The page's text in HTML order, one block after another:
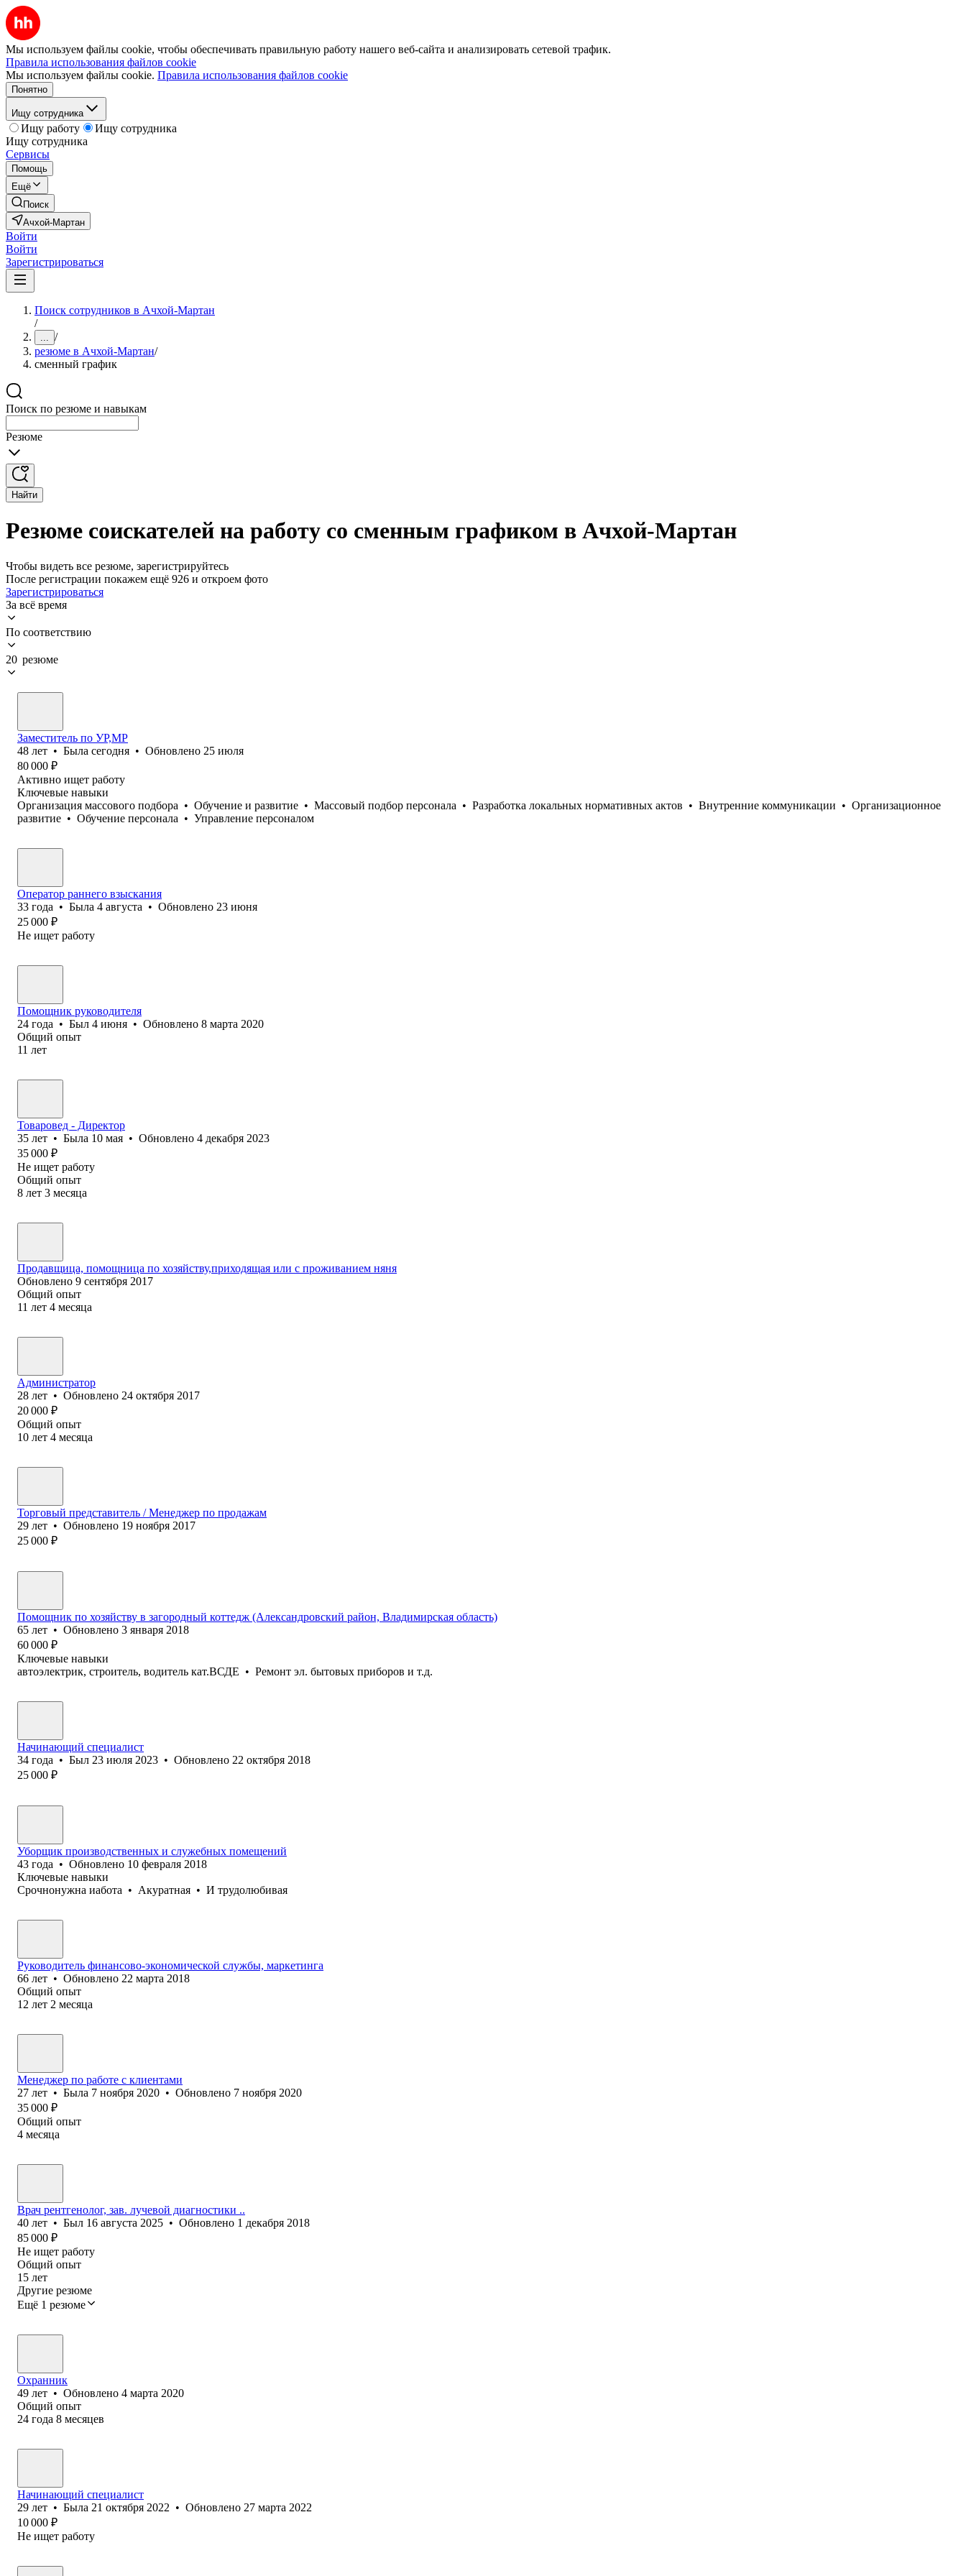
Мы используем файлы cookie, чтобы обеспечивать правильную работу нашего веб-сайта и анализировать сетевой трафик.
Правила использования файлов cookie
Мы используем файлы cookie. Правила использования файлов cookie
Понятно
Ищу сотрудника
Ищу работу
Ищу сотрудника
Ищу сотрудника
Сервисы
Помощь
Ещё
Поиск
Ачхой-Мартан
Войти
Войти
Зарегистрироваться
Поиск сотрудников в Ачхой-Мартан
/
... /
резюме в Ачхой-Мартан/
сменный график
Поиск по резюме и навыкам
Резюме
Найти
Резюме соискателей на работу со сменным графиком в Ачхой-Мартан
Чтобы видеть все резюме, зарегистрируйтесь
После регистрации покажем ещё 926 и откроем фото
Зарегистрироваться
За всё время
По соответствию
20 резюме
Заместитель по УР,МР
48 лет • Была сегодня • Обновлено 25 июля
80 000 ₽
Активно ищет работу
Ключевые навыки
Организация массового подбора • Обучение и развитие • Массовый подбор персонала • Разработка локальных нормативных актов • Внутренние коммуникации • Организационное
развитие • Обучение персонала • Управление персоналом
Оператор раннего взыскания
33 года • Была 4 августа • Обновлено 23 июня
25 000 ₽
Не ищет работу
Помощник руководителя
24 года • Был 4 июня • Обновлено 8 марта 2020
Общий опыт
11 лет
Товаровед - Директор
35 лет • Была 10 мая • Обновлено 4 декабря 2023
35 000 ₽
Не ищет работу
Общий опыт
8 лет 3 месяца
Продавщица, помощница по хозяйству,приходящая или с проживанием няня
Обновлено 9 сентября 2017
Общий опыт
11 лет 4 месяца
Администратор
28 лет • Обновлено 24 октября 2017
20 000 ₽
Общий опыт
10 лет 4 месяца
Торговый представитель / Менеджер по продажам
29 лет • Обновлено 19 ноября 2017
25 000 ₽
Помощник по хозяйству в загородный коттедж (Александровский район, Владимирская область)
65 лет • Обновлено 3 января 2018
60 000 ₽
Ключевые навыки
автоэлектрик, строитель, водитель кат.ВСДЕ • Ремонт эл. бытовых приборов и т.д.
Начинающий специалист
34 года • Был 23 июля 2023 • Обновлено 22 октября 2018
25 000 ₽
Уборщик производственных и служебных помещений
43 года • Обновлено 10 февраля 2018
Ключевые навыки
Срочнонужна иабота • Акуратная • И трудолюбивая
Руководитель финансово-экономической службы, маркетинга
66 лет • Обновлено 22 марта 2018
Общий опыт
12 лет 2 месяца
Менеджер по работе с клиентами
27 лет • Была 7 ноября 2020 • Обновлено 7 ноября 2020
35 000 ₽
Общий опыт
4 месяца
Врач рентгенолог, зав. лучевой диагностики ..
40 лет • Был 16 августа 2025 • Обновлено 1 декабря 2018
85 000 ₽
Не ищет работу
Общий опыт
15 лет
Другие резюме
Ещё 1 резюме
Охранник
49 лет • Обновлено 4 марта 2020
Общий опыт
24 года 8 месяцев
Начинающий специалист
29 лет • Была 21 октября 2022 • Обновлено 27 марта 2022
10 000 ₽
Не ищет работу